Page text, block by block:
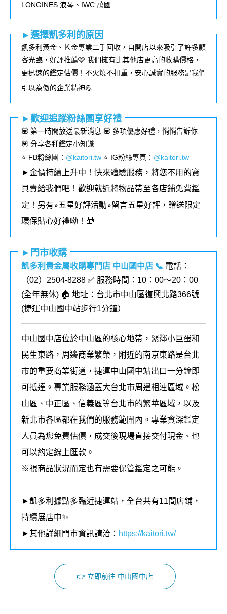
LONGINES 浪琴、 IWC 萬國
►選擇凱多利的原因
凱多利黃金、Ｋ金專業二手回收，自開店以來吸引了許多顧
客光臨，好評推薦🩷 我們擁有比其他店更高的收購價格，
更迅速的鑑定估價！不火燒不扣重，安心誠實的服務是我們
引以為傲的企業精神💪
►歡迎追蹤粉絲團享好禮
💟 第一時間放送最新消息 💟 多項優惠好禮，悄悄告訴你
💟 分享各種鑑定小知識
⭐️ FB粉絲團 ： @kaitori.tw ⭐️ IG粉絲專頁 ： @kaitori.tw
►金價持續上升中！快來體驗服務，將您不用的寶
貝賣給我們吧！歡迎就近將物品帶至各店鋪免費鑑
定！ 另有⭐︎五星好評活動⭐︎留言五星好評，贈送限定
環保貼心好禮呦！🎁
►門市收購
凱多利貴金屬收購專門店 中山國中店 📞 電話：
（02）2504-8288 ✅ 服務時間：10：00～20：00
(全年無休) 🏠 地址：台北市中山區復興北路366號
(捷運中山國中站步行1分鐘）
中山國中店位於中山區的核心地帶，緊鄰小巨蛋和
民生東路，周邊商業繁榮，附近的南京東路是台北
市的重要商業街道，捷運中山國中站出口一分鐘即
可抵達。專業服務涵蓋大台北市周邊相連區域。松
山區、中正區、信義區等台北市的繁華區域，以及
新北市各區都在我們的服務範圍內 。 專業資深鑑定
人員為您免費估價，成交後現場直接交付現金、也
可以約定線上匯款。
※視商品狀況而定也有需要保管鑑定之可能。
►凱多利據點多臨近捷運站，全台共有11間店鋪，
持續展店中✨
►其他詳細門市資訊請洽： https://kaitori.tw/
👉 立即前往 中山國中店